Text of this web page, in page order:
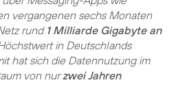
vergangenen sechs Monaten
rund 1 Milliarde Gigabyte an
in Deutschlands
hat sich die Datennutzung im
von nurzwei Jahren